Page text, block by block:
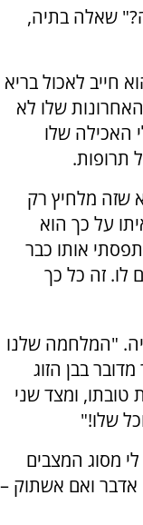
שאלה בתיה,
חייב לאכול בריא
שלו לא
האכילה שלו
תרופות.
שזה מלחיץ רק
על כך הוא
אותו כבר
לו. זה כל כך
"המלחמה שלנו
בבן הזוג
ומצד שני
שלו!"
מסוג המצבים
ואם אשתוק –